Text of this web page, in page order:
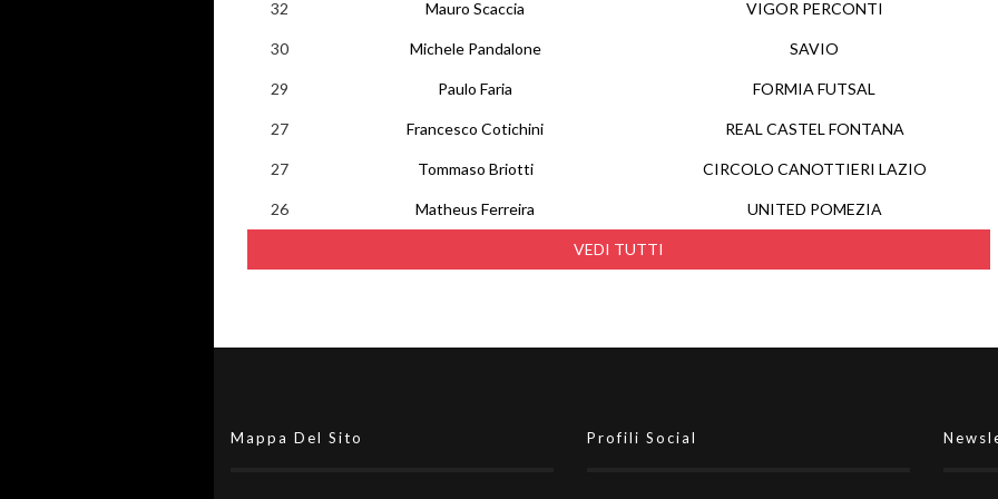
VEDI TUTTI
32 Mauro Scaccia VIGOR PERCONTI
30 Michele Pandalone SAVIO
29 Paulo Faria FORMIA FUTSAL
27 Francesco Cotichini REAL CASTEL FONTANA
27 Tommaso Briotti CIRCOLO CANOTTIERI LAZIO
26 Matheus Ferreira UNITED POMEZIA
Mappa Del Sito Profili Social